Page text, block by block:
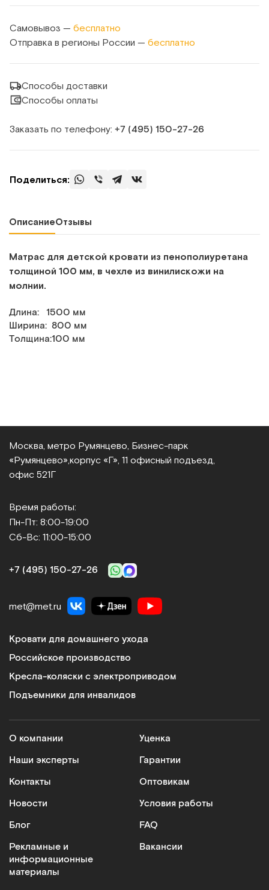
Самовывоз — бесплатно
Отправка в регионы России — бесплатно
Способы доставки
Способы оплаты
Заказать по телефону: +7 (495) 150‑27‑26
Поделиться:
ОписаниеОтзывы
Матрас для детской кровати из пенополиуретана
толщиной 100 мм, в чехле из винилискожи на
молнии.
Длина: 1500 мм
Ширина: 800 мм
Толщина:100 мм
Москва, метро Румянцево, Бизнес‑парк
«Румянцево», корпус «Г», 11 офисный подъезд,
офис 521Г
Время работы:
Пн-Пт: 8:00-19:00
Сб-Вс: 11:00-15:00
+7 (495) 150‑27‑26
met@met.ru
Кровати для домашнего ухода
Российское производство
Кресла-коляски с электроприводом
Подъемники для инвалидов
О компании
Наши эксперты
Контакты
Новости
Блог
Рекламные и
информационные
материалы
Уценка
Гарантии
Оптовикам
Условия работы
FAQ
Вакансии